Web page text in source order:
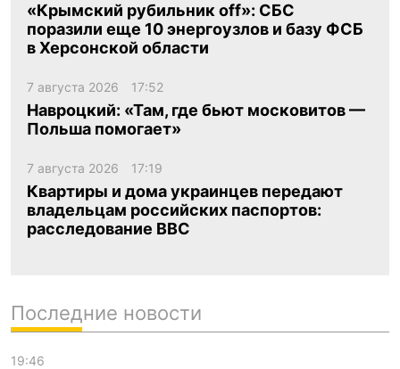
«Крымский рубильник off»: СБС
поразили еще 10 энергоузлов и базу ФСБ
в Херсонской области
7 августа 2026 17:52
Навроцкий: «Там, где бьют московитов —
Польша помогает»
7 августа 2026 17:19
Квартиры и дома украинцев передают
владельцам российских паспортов:
расследование BBC
Последние новости
19:46